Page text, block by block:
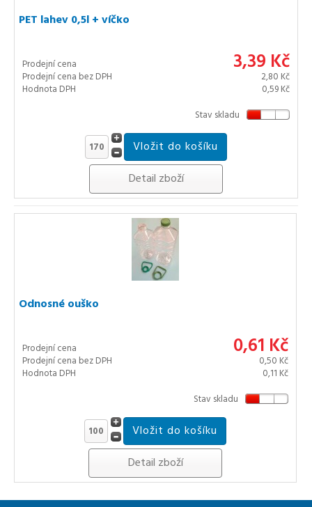
PET lahev 0,5l + víčko
Prodejní cena 3,39 Kč
Prodejní cena bez DPH
2,80 Kč
Hodnota DPH
0,59 Kč
Stav skladu
Detail zboží
Odnosné ouško
Prodejní cena 0,61 Kč
Prodejní cena bez DPH
0,50 Kč
Hodnota DPH
0,11 Kč
Stav skladu
Detail zboží